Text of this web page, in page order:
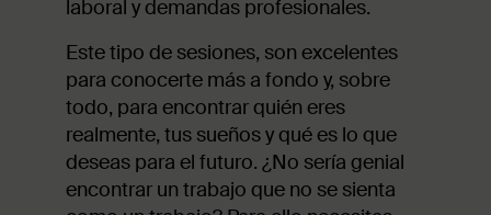
laboral y demandas profesionales.
Este tipo de sesiones, son excelentes
para conocerte más a fondo y, sobre
todo, para encontrar quién eres
realmente, tus sueños y qué es lo que
deseas para el futuro. ¿No sería genial
encontrar un trabajo que no se sienta